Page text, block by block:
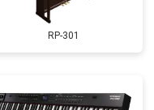
RP-301